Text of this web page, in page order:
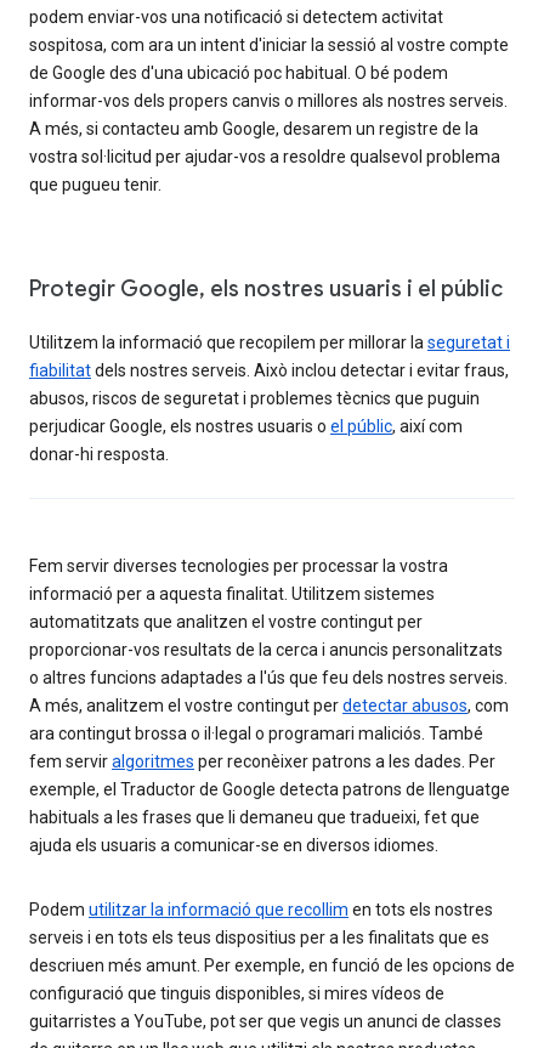
podem enviar-vos una notificació si detectem activitat
sospitosa, com ara un intent d'iniciar la sessió al vostre compte
de Google des d'una ubicació poc habitual. O bé podem
informar-vos dels propers canvis o millores als nostres serveis.
A més, si contacteu amb Google, desarem un registre de la
vostra sol·licitud per ajudar-vos a resoldre qualsevol problema
que pugueu tenir.
Protegir Google, els nostres usuaris i el públic
Utilitzem la informació que recopilem per millorar la seguretat i
fiabilitatdels nostres serveis. Això inclou detectar i evitar fraus,
abusos, riscos de seguretat i problemes tècnics que puguin
perjudicar Google, els nostres usuaris o el públic, així com
donar-hi resposta.
Fem servir diverses tecnologies per processar la vostra
informació per a aquesta finalitat. Utilitzem sistemes
automatitzats que analitzen el vostre contingut per
proporcionar-vos resultats de la cerca i anuncis personalitzats
o altres funcions adaptades a l'ús que feu dels nostres serveis.
A més, analitzem el vostre contingut perdetectar abusos, com
ara contingut brossa o il·legal o programari maliciós. També
fem serviralgoritmes per reconèixer patrons a les dades. Per
exemple, el Traductor de Google detecta patrons de llenguatge
habituals a les frases que li demaneu que tradueixi, fet que
ajuda els usuaris a comunicar-se en diversos idiomes.
Podem utilitzar la informació que recollim en tots els nostres
serveis i en tots els teus dispositius per a les finalitats que es
descriuen més amunt. Per exemple, en funció de les opcions de
configuració que tinguis disponibles, si mires vídeos de
guitarristes a YouTube, pot ser que vegis un anunci de classes